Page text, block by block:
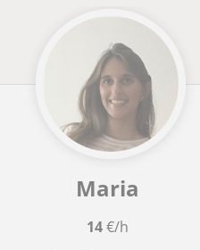
Maria
14€/h